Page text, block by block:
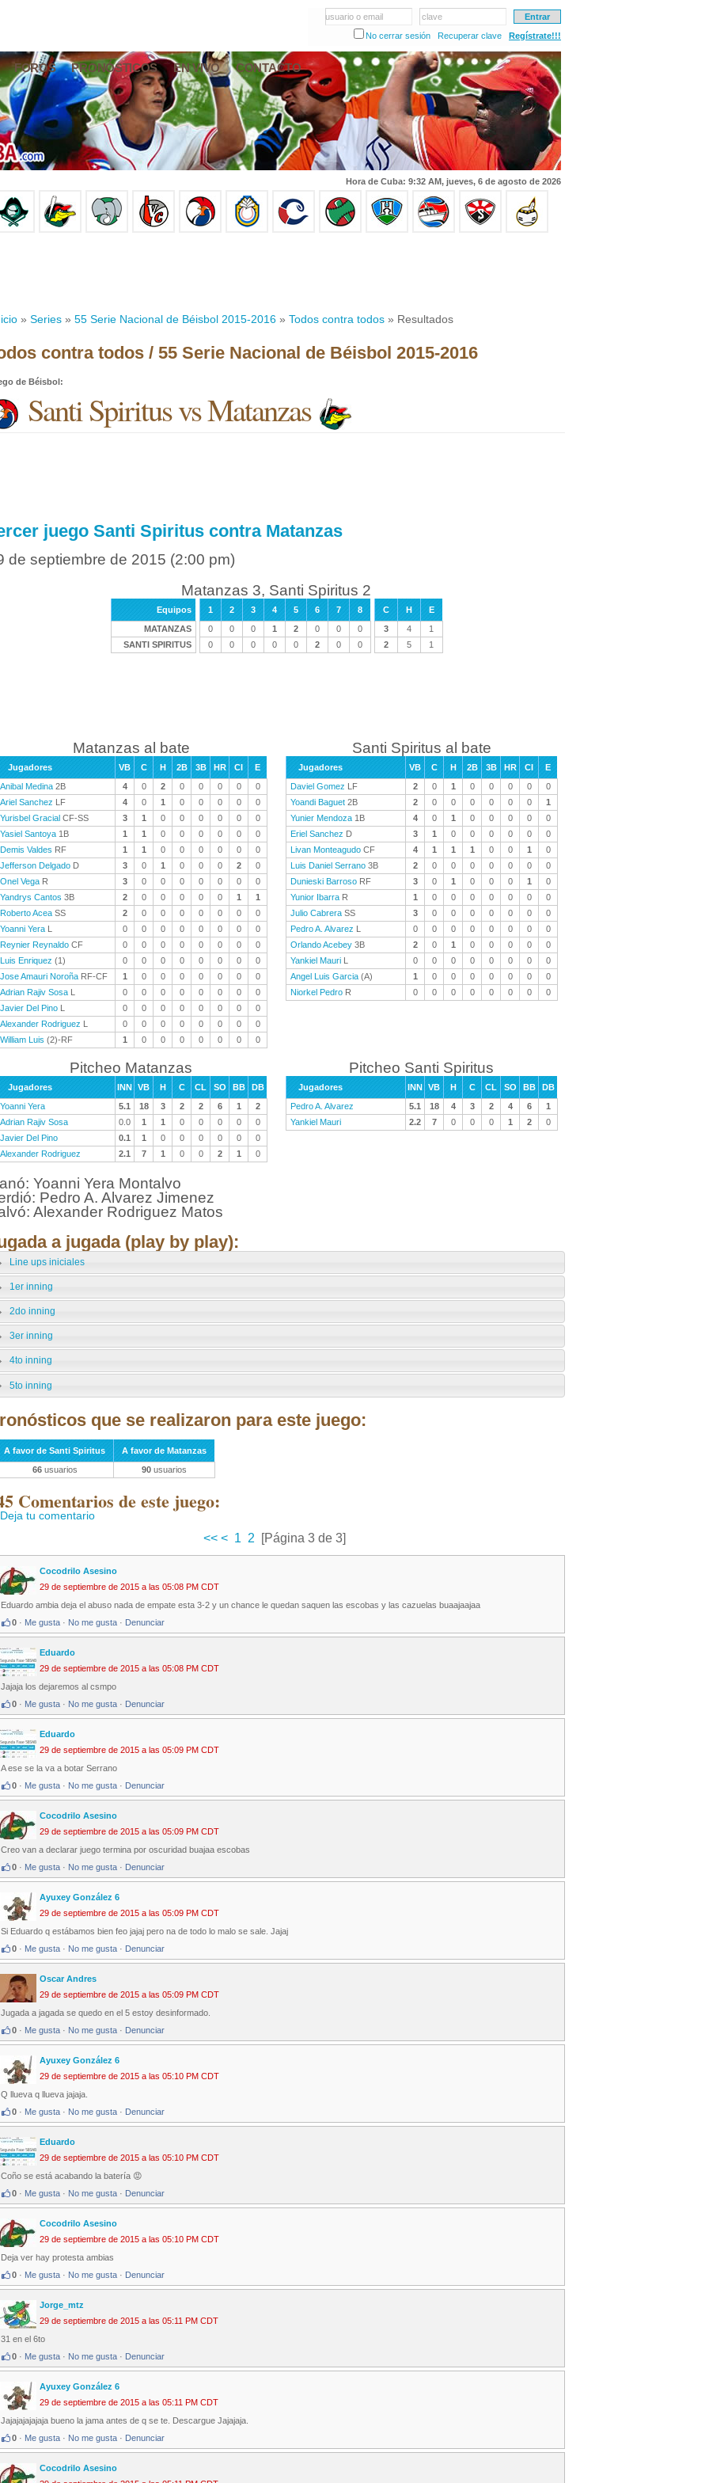
usuario o email
clave
No cerrar sesión
Recuperar clave Regístrate!!!
FOROS PRONÓSTICOS EN VIVO CONTACTO
Hora de Cuba: 9:32 AM, jueves, 6 de agosto de 2026
» Series » 55 Serie Nacional de Béisbol 2015-2016 » Todos contra todos » Resultados
contra todos / 55 Serie Nacional de Béisbol 2015-2016
de Béisbol:
Santi Spiritus vs Matanzas
juego Santi Spiritus contra Matanzas
de septiembre de 2015 (2:00 pm)
Matanzas 3, Santi Spiritus 2
Equipos 1 2 3 4 5 6 7 8 C H
E
MATANZAS
0 0 0 1 2 0 0 0 3 4
1
SANTI SPIRITUS
0 0 0 0 0 2 0 0 2 5 1
Matanzas al bate
Jugadores VB C H 2B 3B HR CI
E
Anibal Medina 2B 4 0 2 0 0 0 0
0
Ariel Sanchez LF 4 0 1 0 0 0 0
0
Yurisbel Gracial CF-SS 3 1 0 0 0 0 0
0
Yasiel Santoya 1B 1 1 0 0 0 0 0
0
Demis Valdes RF 1 1 0 0 0 0 0
0
Jefferson Delgado D 3 0 1 0 0 0 2
0
Onel Vega R 3 0 0 0 0 0 0
0
Yandrys Cantos 3B 2 0 0 0 0 0 1
1
Roberto Acea SS 2 0 0 0 0 0 0
0
Yoanni Yera L 0 0 0 0 0 0 0
0
Reynier Reynaldo CF 0 0 0 0 0 0 0
0
Luis Enriquez (1) 0 0 0 0 0 0 0
0
Jose Amauri Noroña RF-CF 1 0 0 0 0 0 0
0
Adrian Rajiv Sosa L 0 0 0 0 0 0 0
0
Javier Del Pino L 0 0 0 0 0 0 0
0
Alexander Rodriguez L 0 0 0 0 0 0 0
0
William Luis (2)-RF 1 0 0 0 0 0 0 0
Santi Spiritus al bate
Jugadores VB C H 2B 3B HR CI
E
Daviel Gomez LF 2 0 1 0 0 0 0
0
Yoandi Baguet 2B 2 0 0 0 0 0 0
1
Yunier Mendoza 1B 4 0 1 0 0 0 0
0
Eriel Sanchez D 3 1 0 0 0 0 0
0
Livan Monteagudo CF 4 1 1 1 0 0 1
0
Luis Daniel Serrano 3B 2 0 0 0 0 0 0
0
Dunieski Barroso RF 3 0 1 0 0 0 1
0
Yunior Ibarra R 1 0 0 0 0 0 0
0
Julio Cabrera SS 3 0 0 0 0 0 0
0
Pedro A. Alvarez L 0 0 0 0 0 0 0
0
Orlando Acebey 3B 2 0 1 0 0 0 0
0
Yankiel Mauri L 0 0 0 0 0 0 0
0
Angel Luis Garcia (A) 1 0 0 0 0 0 0
0
Niorkel Pedro R 0 0 0 0 0 0 0 0
Pitcheo Matanzas
Jugadores INN VB H C CL SO BB
DB
Yoanni Yera
5.1 18 3 2 2 6 1
2
Adrian Rajiv Sosa
0.0 1 1 0 0 0 0
0
Javier Del Pino
0.1 1 0 0 0 0 0
0
Alexander Rodriguez
2.1 7 1 0 0 2 1 0
Pitcheo Santi Spiritus
Jugadores INN VB H C CL SO BB
DB
Pedro A. Alvarez
5.1 18 4 3 2 4 6
1
Yankiel Mauri
2.2 7 0 0 0 1 2 0
Yoanni Yera Montalvo
Pedro A. Alvarez Jimenez
Alexander Rodriguez Matos
a jugada (play by play):
Line ups iniciales
1er inning
2do inning
3er inning
4to inning
5to inning
que se realizaron para este juego:
A favor de Santi Spiritus
A favor de Matanzas
66usuarios 90 usuarios
Comentarios de este juego:
Deja tu comentario
<< < 1 2 [Página 3 de 3]
Cocodrilo Asesino
29 de septiembre de 2015 a las 05:08 PM CDT
Eduardo ambia deja el abuso nada de empate esta 3-2 y un chance le quedan saquen las escobas y las cazuelas buaajaajaa
0 · Me gusta · No me gusta · Denunciar
Eduardo
29 de septiembre de 2015 a las 05:08 PM CDT
Jajaja los dejaremos al csmpo
0 · Me gusta · No me gusta · Denunciar
Eduardo
29 de septiembre de 2015 a las 05:09 PM CDT
A ese se la va a botar Serrano
0 · Me gusta · No me gusta · Denunciar
Cocodrilo Asesino
29 de septiembre de 2015 a las 05:09 PM CDT
Creo van a declarar juego termina por oscuridad buajaa escobas
0 · Me gusta · No me gusta · Denunciar
Ayuxey González 6
29 de septiembre de 2015 a las 05:09 PM CDT
Si Eduardo q estábamos bien feo jajaj pero na de todo lo malo se sale. Jajaj
0 · Me gusta · No me gusta · Denunciar
Oscar Andres
29 de septiembre de 2015 a las 05:09 PM CDT
Jugada a jagada se quedo en el 5 estoy desinformado.
0 · Me gusta · No me gusta · Denunciar
Ayuxey González 6
29 de septiembre de 2015 a las 05:10 PM CDT
Q llueva q llueva jajaja.
0 · Me gusta · No me gusta · Denunciar
Eduardo
29 de septiembre de 2015 a las 05:10 PM CDT
Coño se está acabando la batería 😡
0 · Me gusta · No me gusta · Denunciar
Cocodrilo Asesino
29 de septiembre de 2015 a las 05:10 PM CDT
Deja ver hay protesta ambias
0 · Me gusta · No me gusta · Denunciar
Jorge_mtz
29 de septiembre de 2015 a las 05:11 PM CDT
31 en el 6to
0 · Me gusta · No me gusta · Denunciar
Ayuxey González 6
29 de septiembre de 2015 a las 05:11 PM CDT
Jajajajajajaja bueno la jama antes de q se te. Descargue Jajajaja.
0 · Me gusta · No me gusta · Denunciar
Cocodrilo Asesino